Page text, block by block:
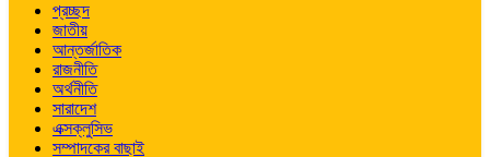
প্রচ্ছদ
জাতীয়
আন্তর্জাতিক
রাজনীতি
অর্থনীতি
সারাদেশ
এক্সক্লুসিভ
সম্পাদকের বাছাই